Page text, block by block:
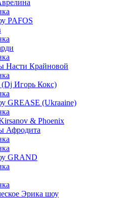
PAFOS
Насти Крайновой
Игорь Кокс)
GREASE (Ukraaine)
& Phoenix
Афродита
GRAND
Эрика шоу